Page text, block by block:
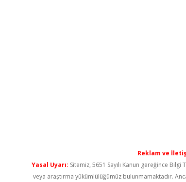
Reklam ve
Yasal Uyarı: Sitemiz, 5651 Sayılı Kanun gereğince
veya araştırma yükümlülüğümüz bulunmamaktadır.